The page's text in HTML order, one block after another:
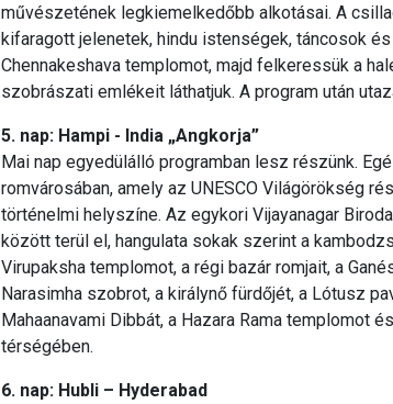
művészetének legkiemelkedőbb alkotásai. A
kifaragott jelenetek, hindu istenségek, táncosok
Chennakeshava templomot, majd felkeressük a
szobrászati emlékeit láthatjuk. A program után
5. nap: Hampi - India „Angkorja”
Mai nap egyedülálló programban lesz részünk.
romvárosában, amely az UNESCO Világörökség
történelmi helyszíne. Az egykori Vijayanagar
között terül el, hangulata sokak szerint a
Virupaksha templomot, a régi bazár romjait, a
Narasimha szobrot, a királynő fürdőjét, a Lótusz
Mahaanavami Dibbát, a Hazara Rama templomot
térségében.
6. nap: Hubli – Hyderabad